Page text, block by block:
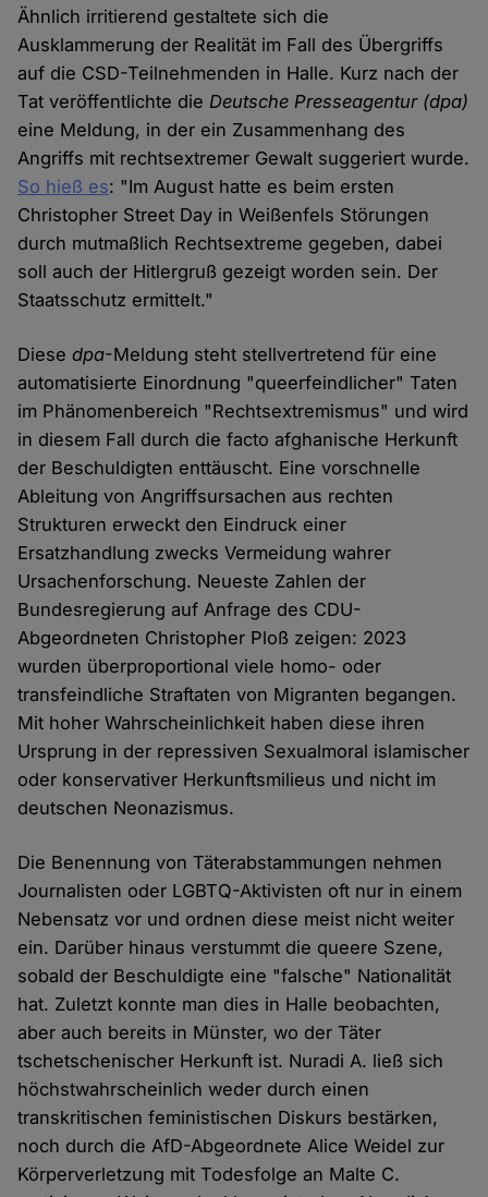
Ähnlich irritierend gestaltete sich die
Ausklammerung der Realität im Fall des Übergriffs
auf die CSD-Teilnehmenden in Halle. Kurz nach der
Tat veröffentlichte dieDeutsche Presseagentur (dpa)
eine Meldung, in der ein Zusammenhang des
Angriffs mit rechtsextremer Gewalt suggeriert wurde.
So hieß es: "Im August hatte es beim ersten
Christopher Street Day in Weißenfels Störungen
durch mutmaßlich Rechtsextreme gegeben, dabei
soll auch der Hitlergruß gezeigt worden sein. Der
Staatsschutz ermittelt."
Diesedpa-Meldung steht stellvertretend für eine
automatisierte Einordnung "queerfeindlicher" Taten
im Phänomenbereich "Rechtsextremismus" und wird
in diesem Fall durch die facto afghanische Herkunft
der Beschuldigten enttäuscht. Eine vorschnelle
Ableitung von Angriffsursachen aus rechten
Strukturen erweckt den Eindruck einer
Ersatzhandlung zwecks Vermeidung wahrer
Ursachenforschung. Neueste Zahlen der
Bundesregierung auf Anfrage des CDU-
Abgeordneten Christopher Ploß zeigen: 2023
wurden überproportional viele homo- oder
transfeindliche Straftaten von Migranten begangen.
Mit hoher Wahrscheinlichkeit haben diese ihren
Ursprung in der repressiven Sexualmoral islamischer
oder konservativer Herkunftsmilieus und nicht im
deutschen Neonazismus.
Die Benennung von Täterabstammungen nehmen
Journalisten oder LGBTQ-Aktivisten oft nur in einem
Nebensatz vor und ordnen diese meist nicht weiter
ein. Darüber hinaus verstummt die queere Szene,
sobald der Beschuldigte eine "falsche" Nationalität
hat. Zuletzt konnte man dies in Halle beobachten,
aber auch bereits in Münster, wo der Täter
tschetschenischer Herkunft ist. Nuradi A. ließ sich
höchstwahrscheinlich weder durch einen
transkritischen feministischen Diskurs bestärken,
noch durch die AfD-Abgeordnete Alice Weidel zur
Körperverletzung mit Todesfolge an Malte C.